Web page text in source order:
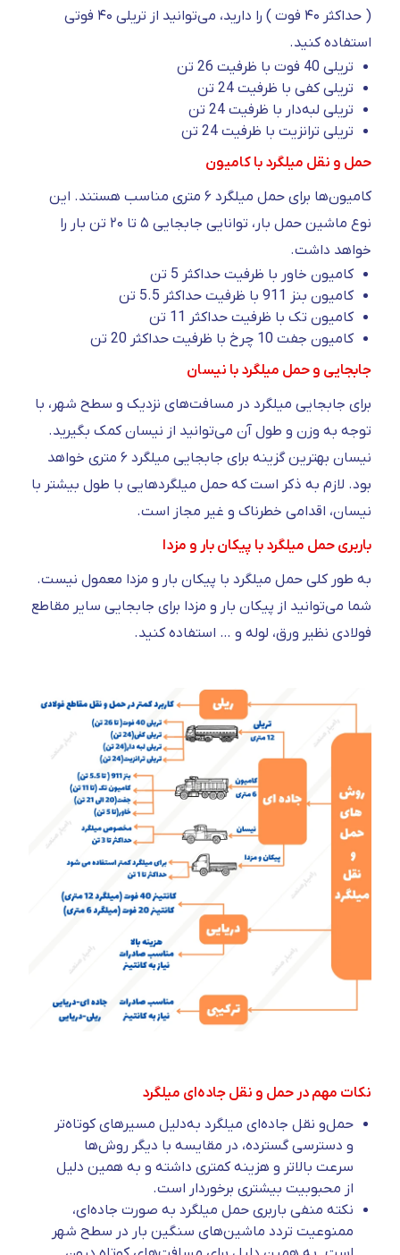
( حداکثر ۴۰ فوت ) را دارید، می‌توانید از تریلی ۴۰ فوتی
استفاده کنید.
تریلی 40 فوت با ظرفیت 26 تن
تریلی کفی با ظرفیت 24 تن
تریلی لبه‌دار با ظرفیت 24 تن
تریلی ترانزیت با ظرفیت 24 تن
حمل و نقل میلگرد با کامیون
کامیون‌ها برای حمل میلگرد ۶ متری مناسب هستند. این
نوع ماشین حمل بار، توانایی جابجایی ۵ تا ۲۰ تن بار را
خواهد داشت.
کامیون خاور با ظرفیت حداکثر 5 تن
کامیون بنز 911 با ظرفیت حداکثر 5.5 تن
کامیون تک با ظرفیت حداکثر 11 تن
کامیون جفت 10 چرخ با ظرفیت حداکثر 20 تن
جابجایی و حمل میلگرد با نیسان
برای جابجایی میلگرد در مسافت‌های نزدیک و سطح شهر، با
توجه به وزن و طول آن می‌توانید از نیسان کمک بگیرید.
نیسان بهترین گزینه برای جابجایی میلگرد ۶ متری خواهد
بود. لازم به ذکر است که حمل میلگرد‌هایی با طول بیشتر با
نیسان، اقدامی خطرناک و غیر مجاز است.
باربری حمل میلگرد با پیکان بار و مزدا
به طور کلی حمل میلگرد با پیکان بار و مزدا معمول نیست.
شما می‌توانید از پیکان بار و مزدا برای جابجایی سایر مقاطع
فولادی نظیر ورق، لوله و … استفاده کنید.
نکات مهم در حمل و نقل جاده‌ای میلگرد
حمل‌و نقل جاده‌ای میلگرد به‌دلیل مسیرهای کوتاه‌تر
و دسترسی گسترده، در مقایسه با دیگر روش‌ها
سرعت بالاتر و هزینه کمتری داشته و به همین دلیل
از محبوبیت بیشتری برخوردار است.
نکته منفی باربری حمل میلگرد به صورت جاده‌ای،
ممنوعیت تردد ماشین‌های سنگین بار در سطح شهر